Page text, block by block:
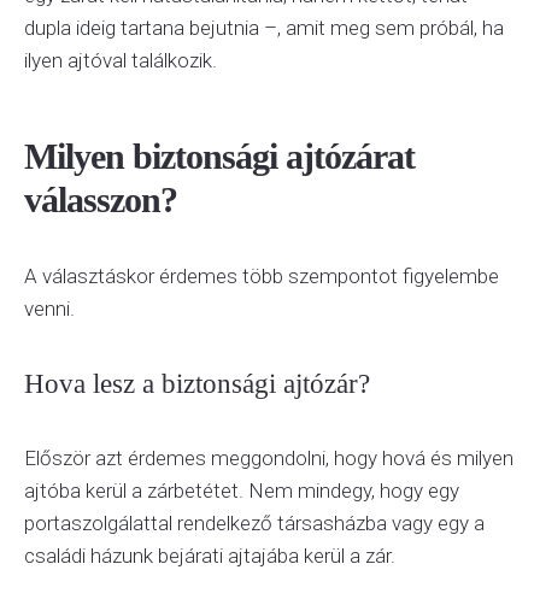
dupla ideig tartana bejutnia –, amit meg sem próbál, ha
ilyen ajtóval találkozik.
Milyen biztonsági ajtózárat
válasszon?
A választáskor érdemes több szempontot figyelembe
venni.
Hova lesz a biztonsági ajtózár?
Először azt érdemes meggondolni, hogy hová és milyen
ajtóba kerül a zárbetétet. Nem mindegy, hogy egy
portaszolgálattal rendelkező társasházba vagy egy a
családi házunk bejárati ajtajába kerül a zár.